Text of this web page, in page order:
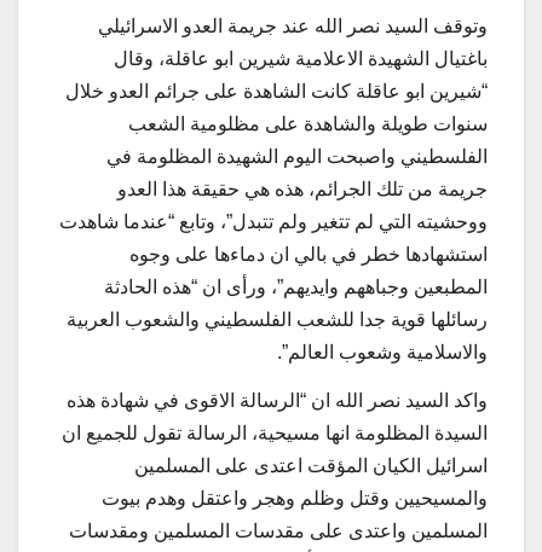
وتوقف السيد نصر الله عند جريمة العدو الاسرائيلي
باغتيال الشهيدة الاعلامية شيرين ابو عاقلة، وقال
“شيرين ابو عاقلة كانت الشاهدة على جرائم العدو خلال
سنوات طويلة والشاهدة على مظلومية الشعب
الفلسطيني واصبحت اليوم الشهيدة المظلومة في
جريمة من تلك الجرائم، هذه هي حقيقة هذا العدو
ووحشيته التي لم تتغير ولم تتبدل”، وتابع “عندما شاهدت
استشهادها خطر في بالي ان دماءها على وجوه
المطبعين وجباههم وايديهم”، ورأى ان “هذه الحادثة
رسائلها قوية جدا للشعب الفلسطيني والشعوب العربية
والاسلامية وشعوب العالم”.
واكد السيد نصر الله ان “الرسالة الاقوى في شهادة هذه
السيدة المظلومة انها مسيحية، الرسالة تقول للجميع ان
اسرائيل الكيان المؤقت اعتدى على المسلمين
والمسيحيين وقتل وظلم وهجر واعتقل وهدم بيوت
المسلمين واعتدى على مقدسات المسلمين ومقدسات